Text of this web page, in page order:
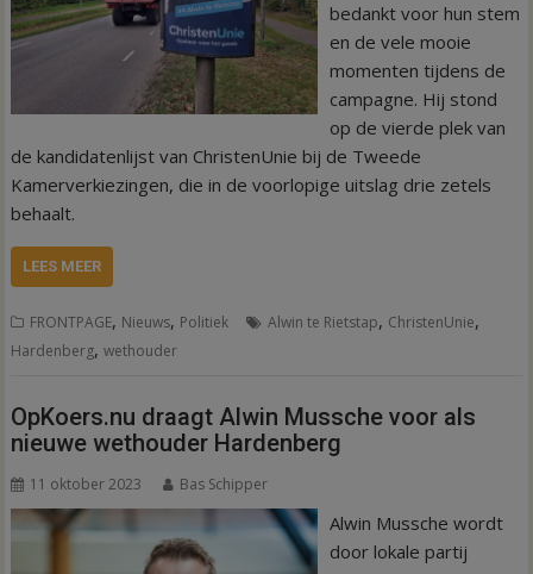
bedankt voor hun stem
en de vele mooie
momenten tijdens de
campagne. Hij stond
op de vierde plek van
de kandidatenlijst van ChristenUnie bij de Tweede
Kamerverkiezingen, die in de voorlopige uitslag drie zetels
behaalt.
LEES MEER
FRONTPAGE, Nieuws, Politiek Alwin te Rietstap, ChristenUnie,
Hardenberg,wethouder
OpKoers.nu draagt Alwin Mussche voor als
nieuwe wethouder Hardenberg
11 oktober 2023 Bas Schipper
Alwin Mussche wordt
door lokale partij